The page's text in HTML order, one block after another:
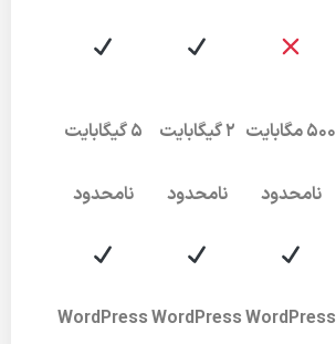
۵۰۰ مگابایت 2 گیگابایت 5 گیگابایت
نامحدود نامحدود
نامحدود
WordPress
WordPress
WordPress